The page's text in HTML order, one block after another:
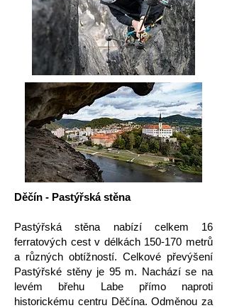
Děčín - Pastýřská stěna
Pastýřská stěna nabízí celkem 16
ferratových cest v délkách 150-170 metrů
a různých obtížností. Celkové převýšení
Pastýřské stěny je 95 m. Nachází se na
levém břehu Labe přímo naproti
historickému centru Děčína. Odměnou za